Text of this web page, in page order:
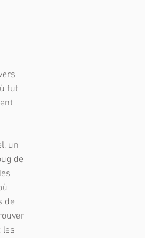
fut
un
de
de
les